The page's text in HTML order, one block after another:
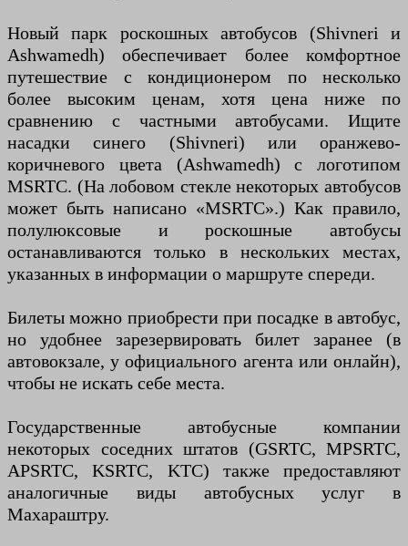
Новый парк роскошных автобусов (Shivneri и
Ashwamedh) обеспечивает более комфортное
путешествие с кондиционером по несколько
более высоким ценам, хотя цена ниже по
сравнению с частными автобусами. Ищите
насадки синего (Shivneri) или оранжево-
коричневого цвета (Ashwamedh) с логотипом
MSRTC. (На лобовом стекле некоторых автобусов
может быть написано «MSRTC».) Как правило,
полулюксовые и роскошные автобусы
останавливаются только в нескольких местах,
указанных в информации о маршруте спереди.
Билеты можно приобрести при посадке в автобус,
но удобнее зарезервировать билет заранее (в
автовокзале, у официального агента или онлайн),
чтобы не искать себе места.
Государственные автобусные компании
некоторых соседних штатов (GSRTC, MPSRTC,
APSRTC, KSRTC, KTC) также предоставляют
аналогичные виды автобусных услуг в
Махараштру.